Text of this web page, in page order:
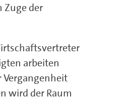
Zuge der
arbeiten
Vergangenheit
wird der Raum